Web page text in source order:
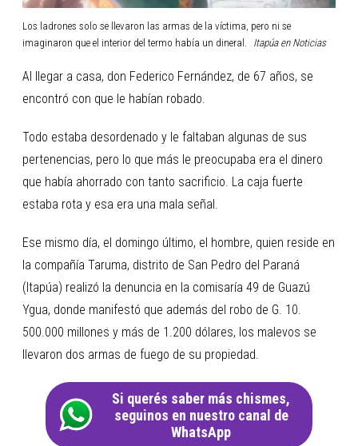
Los ladrones solo se llevaron las armas de la víctima, pero ni se
imaginaron que el interior del termo había un dineral.
Itapúa en Noticias
Al llegar a casa, don Federico Fernández, de 67 años, se
encontró con que le habían robado.
Todo estaba desordenado y le faltaban algunas de sus
pertenencias, pero lo que más le preocupaba era el dinero
que había ahorrado con tanto sacrificio. La caja fuerte
estaba rota y esa era una mala señal.
Ese mismo día, el domingo último, el hombre, quien reside en
la compañía Taruma, distrito de San Pedro del Paraná
(Itapúa) realizó la denuncia en la comisaría 49 de Guazú
Ygua, donde manifestó que además del robo de G. 10.
500.000 millones y más de 1.200 dólares, los malevos se
llevaron dos armas de fuego de su propiedad.
Si querés saber más chismes,
seguinos en nuestro canal de
WhatsApp